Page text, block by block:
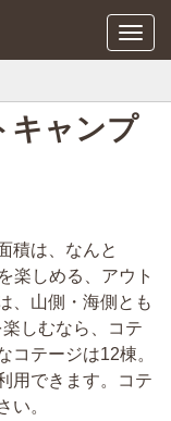
メ
ニ
キャンプ
積は、なんと
楽しめる、アウト
、山側・海側とも
しむなら、コテ
コテージは12棟。
用できます。コテ
い。